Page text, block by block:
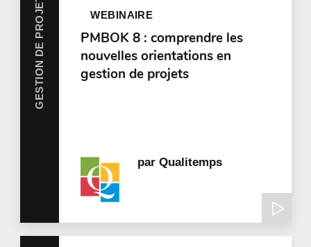
GESTION DE PROJETS WEBINAIRE
PMBOK 8 : comprendre les
nouvelles orientations en
gestion de projets
parQualitemps